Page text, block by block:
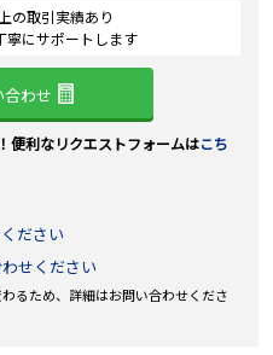
の取引実績あり
寧にサポートします
わせ
便利なリクエストフォームはこち
ださい
せください
るため、詳細はお問い合わせくださ